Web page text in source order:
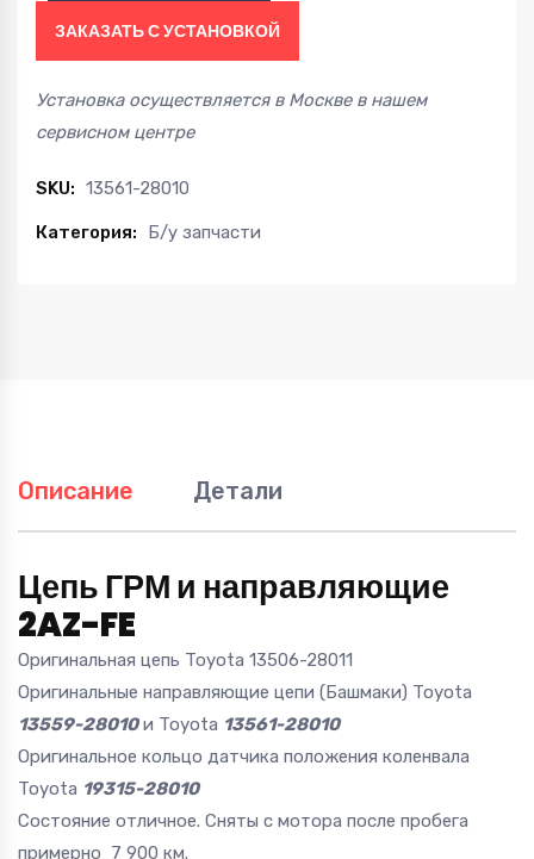
ЗАКАЗАТЬ С УСТАНОВКОЙ
Установка осуществляется в Москве в нашем
сервисном центре
SKU: 13561-28010
Категория: Б/у запчасти
Описание Детали
Цепь ГРМ и направляющие
2AZ-FE
Оригинальная цепь Toyota 13506-28011
Оригинальные направляющие цепи (Башмаки) Toyota
13559-28010и Toyota 13561-28010
Оригинальное кольцо датчика положения коленвала
Toyota 19315-28010
Состояние отличное. Сняты с мотора после пробега
примерно 7 900 км.